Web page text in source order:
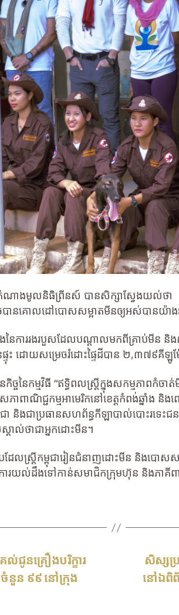
តំណាងមូលនិធិព្រីនស៍ បានសិក្សាស្វែងយល់ថា
រេចបានគោលដៅបោសសម្អាតមីនឲ្យអស់បាន
នៃការរងរបួសដែលបណ្តាលមកពីគ្រាប់មីន
ទុះ ដោយសម្រេចរំដោះផ្ទៃដីបាន ២,៣៧៩គី
នៃកម្មវិធី “ឥទ្ធិពលស្ត្រីក្នុងសកម្មភាពកំ
ាពាណិជ្ជកម្មអាមេរិកនៅខេត្តកំពង់ឆ្នាំង និ
ា និងជាប្រធានសហព័ន្ធកីឡាបាល់បោះរទេះជ
ាល់ថាជាអ្នកដោះមីន។
រីកម្ពុជារៀនជំនាញដោះមីន និងបោសសម្អ
ការយល់ដឹងទៅកាន់សមាជិកក្រុមហ៊ុន និងភាគីព
ល់ជូនគ្រឿងបរិក្ខារ
នួន ៩៩ នៅក្រុង
សិស្សប្
នៅឯពិ